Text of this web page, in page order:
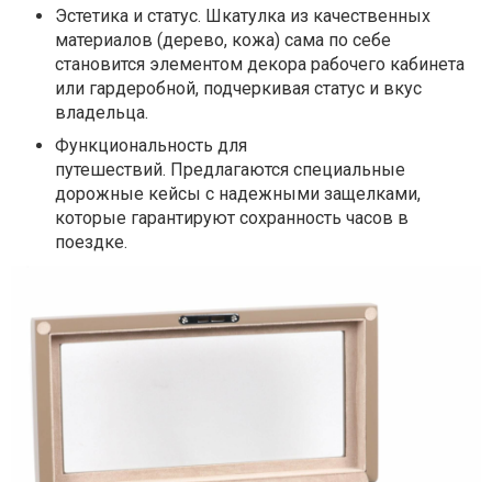
Эстетика и статус. Шкатулка из качественных
материалов (дерево, кожа) сама по себе
становится элементом декора рабочего кабинета
или гардеробной, подчеркивая статус и вкус
владельца.
Функциональность для
путешествий. Предлагаются специальные
дорожные кейсы с надежными защелками,
которые гарантируют сохранность часов в
поездке.